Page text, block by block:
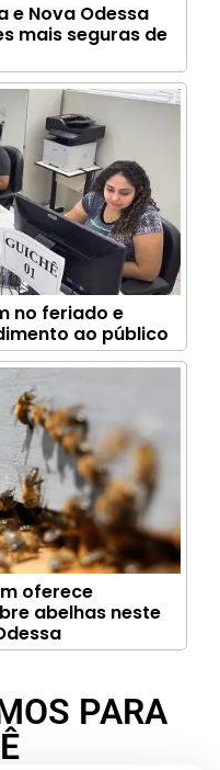
e Nova Odessa
mais seguras de
no feriado e
ao público
oferece
abelhas neste
PARA